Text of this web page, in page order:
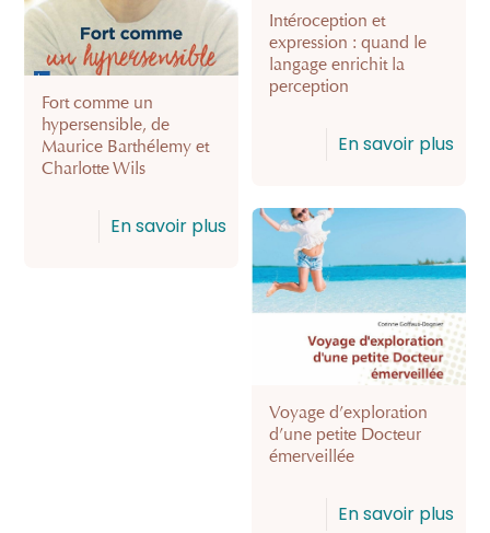
Fort comme un
hypersensible, de
Maurice Barthélemy et
Charlotte Wils
En savoir plus
Intéroception et
expression : quand le
langage enrichit la
perception
En savoir plus
Voyage d’exploration
d’une petite Docteur
émerveillée
En savoir plus